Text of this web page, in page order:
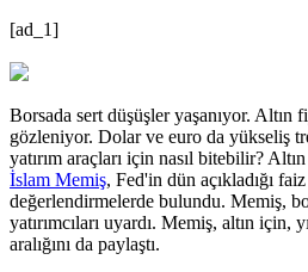
[ad_1]
Borsada sert düşüşler yaşanıyor. Altın
gözleniyor. Dolar ve euro da yükseliş
yatırım araçları için nasıl bitebilir?
İslam Memiş, Fed'in dün açıkladığı faiz
değerlendirmelerde bulundu. Memiş,
yatırımcıları uyardı. Memiş, altın için,
aralığını da paylaştı.